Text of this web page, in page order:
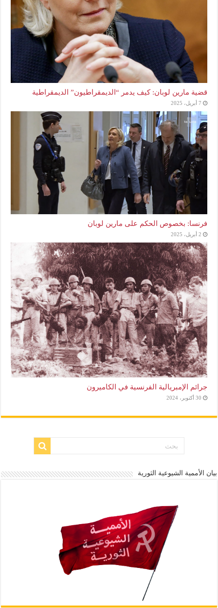
قضية مارين لوبان: كيف يدمر “الديمقراطيون” الديمقراطية
7 أبريل، 2025
فرنسا: بخصوص الحكم على مارين لوبان
2 أبريل، 2025
جرائم الإمبريالية الفرنسية في الكاميرون
30 أكتوبر، 2024
بيان الأممية الشيوعية الثورية